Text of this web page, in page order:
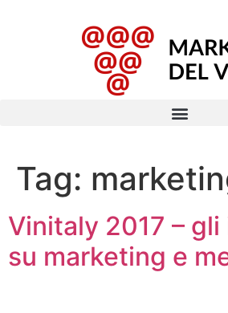
Tag:
Vinitaly 2017 –
su marketing e